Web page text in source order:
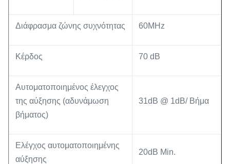
Διάφρασμα ζώνης συχνότητας 60MHz
Κέρδος 70 dB
Αυτοματοποιημένος έλεγχος
της αύξησης (αδυνάμωση
βήματος)
31dB @ 1dB/ Βήμα
Ελέγχος αυτοματοποιημένης
αύξησης
20dB Min.